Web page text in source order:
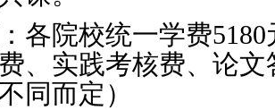
各院校统一学费5180
、实践考核费、论
同而定）